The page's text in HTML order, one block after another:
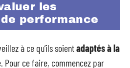
les
performance
à ce qu’ils soientadaptés à la
Pour ce faire, commencez par